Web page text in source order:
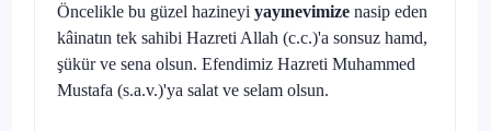
Öncelikle bu güzel hazineyi yayınevimize nasip eden
kâinatın tek sa­hibi Hazreti Allah (c.c.)'a sonsuz hamd,
şükür ve sena olsun. Efendimiz Hazreti Muhammed
Mustafa (s.a.v.)'ya salat ve selam olsun.